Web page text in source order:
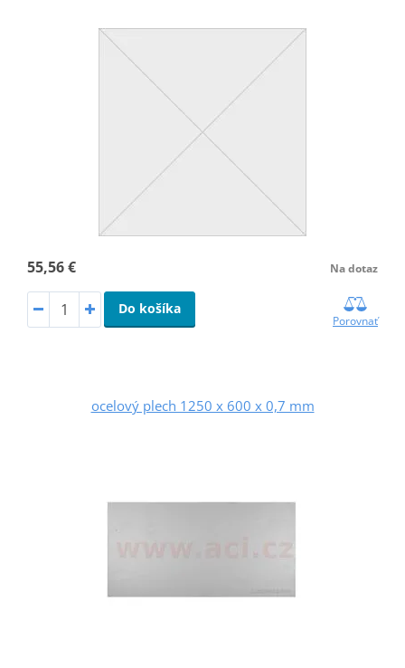
55,56 € Na dotaz
Do košíka
Porovnať
ocelový plech 1250 x 600 x 0,7 mm